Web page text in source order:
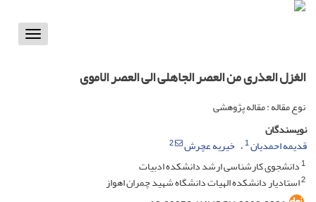
Toggle
الغزل العذری من العصر الجاهلی الی العصر الاموی
نوع مقاله : مقاله پژوهشی
نویسندگان
قدیمه احمدیان1 خیریه عچرش
2
1دانشجوی کارشناسی ارشد دانشکده ادبیات
2استادیار دانشکده الهیات دانشگاه شهید چمران اهواز